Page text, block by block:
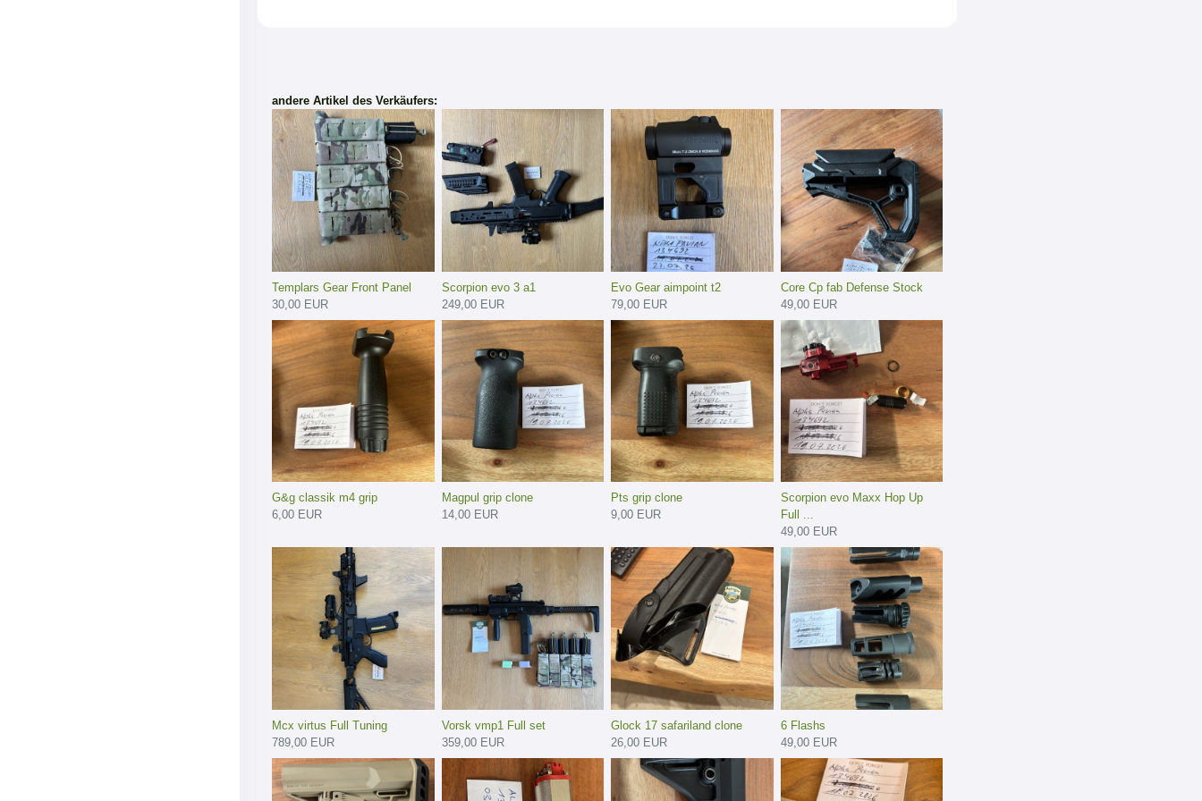
andere Artikel des Verkäufers:
Templars Gear Front Panel
30,00 EUR
Scorpion evo 3 a1
249,00 EUR
Evo Gear aimpoint t2
79,00 EUR
Core Cp fab Defense Stock
49,00 EUR
G&g classik m4 grip
6,00 EUR
Magpul grip clone
14,00 EUR
Pts grip clone
9,00 EUR
Scorpion evo Maxx Hop Up
Full ...
49,00 EUR
Mcx virtus Full Tuning
789,00 EUR
Vorsk vmp1 Full set
359,00 EUR
Glock 17 safariland clone
26,00 EUR
6 Flashs
49,00 EUR